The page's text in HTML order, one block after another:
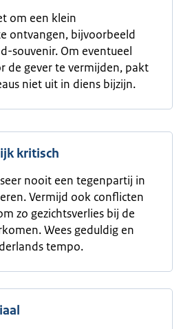
om een klein
ontvangen, bijvoorbeeld
souvenir. Om eventueel
de gever te vermijden, pakt
niet uit in diens bijzijn.
kritisch
nooit een tegenpartij in
Vermijd ook conflicten
zo gezichtsverlies bij de
Wees geduldig en
tempo.